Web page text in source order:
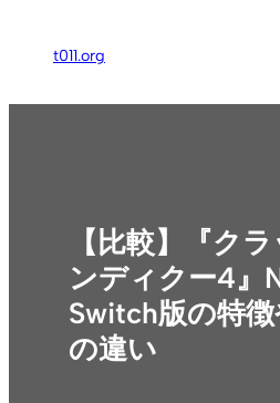
ス
t011.org
【比較】『ク
ンディクー4』
Switch版の特
の違い